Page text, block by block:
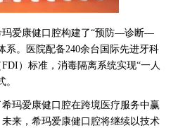
玛爱康健口腔构建了“预防—诊断—
。医院配备240余台国际先进牙科
）标准，消毒隔离系统实现“一人
玛爱康健口腔在跨境医疗服务中赢
来，希玛爱康健口腔将继续以技术